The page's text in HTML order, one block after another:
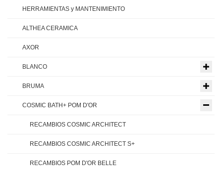
HERRAMIENTAS y MANTENIMIENTO
ALTHEA CERAMICA
AXOR
BLANCO
BRUMA
COSMIC BATH+ POM D'OR
RECAMBIOS COSMIC ARCHITECT
RECAMBIOS COSMIC ARCHITECT S+
RECAMBIOS POM D'OR BELLE